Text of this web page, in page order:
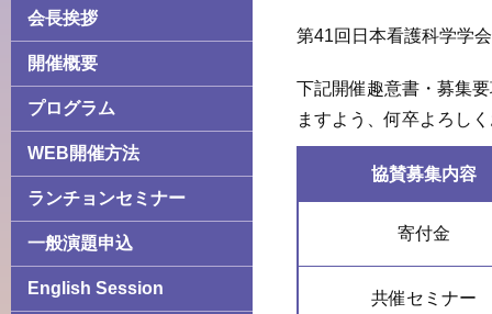
会長挨拶
開催概要
プログラム
WEB開催方法
ランチョンセミナー
一般演題申込
English Session
第41回日本看護科学学
下記開催趣意書・募集
ますよう、何卒よろし
協賛募集内容
寄付金
共催セミナー